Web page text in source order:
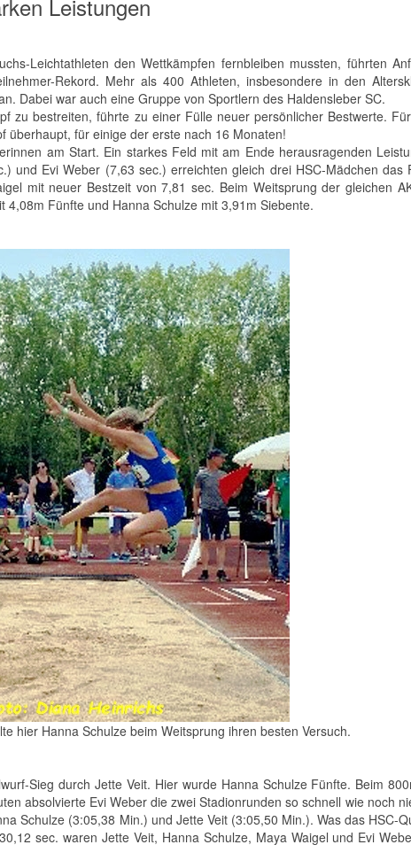
Leistungen
Leichtathleten den Wettkämpfen fernbleiben mussten, führten
Rekord. Mehr als 400 Athleten, insbesondere in den
Dabei war auch eine Gruppe von Sportlern des Haldensleber SC.
zu bestreiten, führte zu einer Fülle neuer persönlicher Bestwerte.
überhaupt, für einige der erste nach 16 Monaten!
am Start. Ein starkes Feld mit am Ende herausragenden
und Evi Weber (7,63 sec.) erreichten gleich drei HSC-Mädchen das
mit neuer Bestzeit von 7,81 sec. Beim Weitsprung der gleichen
4,08m Fünfte und Hanna Schulze mit 3,91m Siebente.
hier Hanna Schulze beim Weitsprung ihren besten Versuch.
Sieg durch Jette Veit. Hier wurde Hanna Schulze Fünfte. Beim
absolvierte Evi Weber die zwei Stadionrunden so schnell wie noch
Schulze (3:05,38 Min.) und Jette Veit (3:05,50 Min.). Was das HSC-
sec. waren Jette Veit, Hanna Schulze, Maya Waigel und Evi